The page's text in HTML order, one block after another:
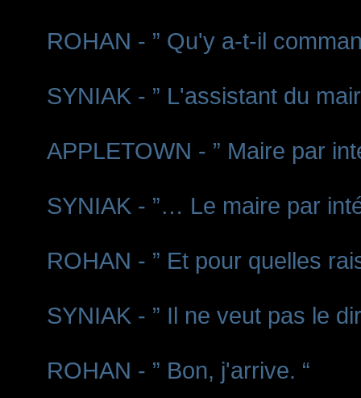
ROHAN - ” Qu'y a-t-il
SYNIAK - ” L'assistant du
APPLETOWN - ” Maire par
SYNIAK - ”… Le maire par
ROHAN - ” Et pour quelles
SYNIAK - ” Il ne veut pas le
ROHAN - ” Bon, j'arrive. “